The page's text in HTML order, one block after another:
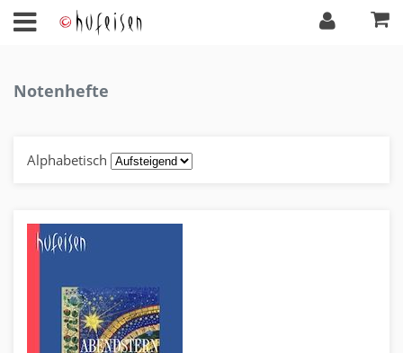
Notenhefte
Alphabetisch